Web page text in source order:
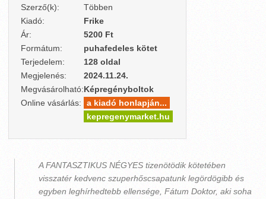
Szerző(k):
Többen
Kiadó:
Frike
Ár:
5200 Ft
Formátum:
puhafedeles kötet
Terjedelem:
128 oldal
Megjelenés:
2024.11.24.
Megvásárolható:Képregényboltok
Online vásárlás:
a kiadó honlapján...
kepregenymarket.hu
A FANTASZTIKUS NÉGYES tizenötödik kötetében
visszatér kedvenc szuperhőscsapatunk legördögibb és
egyben leghírhedtebb ellensége, Fátum Doktor, aki soha